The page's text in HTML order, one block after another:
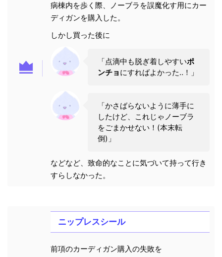
病棟内を歩く際、ノーブラを誤魔化す用にカー
ディガンを購入した。
しかし買った後に
「点滴中も脱ぎ着しやすいポ
ンチョ にすればよかった‥！」
「かさばらないように薄手に
したけど、これじゃノーブラ
をごまかせない！(本末転
倒)」
などなど、致命的なことに気づいて持って行き
すらしなかった。
ニップレスシール
前項のカーディガン購入の失敗を